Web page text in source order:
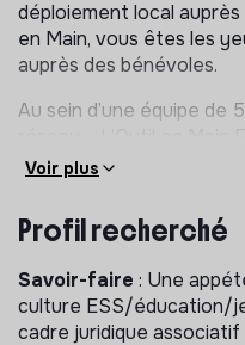
déploiement local
en Main, vous êtes les
auprès des bénévoles.
Au sein d’une équipe de
rattaché(e) à la Cheffe
Développement.
Animation de la
Voir plus
Profil recherché
Savoir-faire : Une
culture ESS/éducation/
cadre juridique